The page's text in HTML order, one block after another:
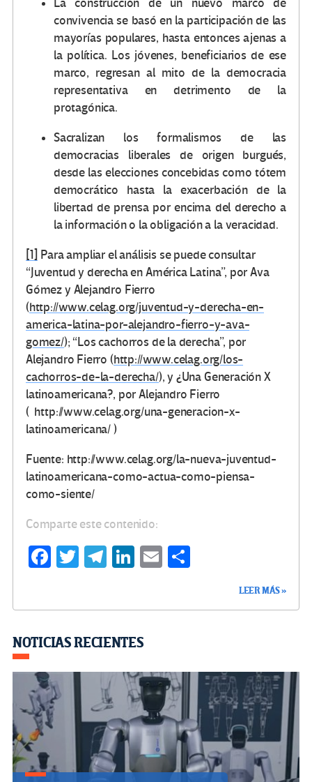
La construcción de un nuevo marco de
convivencia se basó en la participación de las
mayorías populares, hasta entonces ajenas a
la política. Los jóvenes, beneficiarios de ese
marco, regresan al mito de la democracia
representativa en detrimento de la
protagónica.
Sacralizan los formalismos de las
democracias liberales de origen burgués,
desde las elecciones concebidas como tótem
democrático hasta la exacerbación de la
libertad de prensa por encima del derecho a
la información o la obligación a la veracidad.
[1]
Para ampliar el análisis se puede consultar
“Juventud y derecha en América Latina”, por Ava
Gómez y Alejandro Fierro
(http://www.celag.org/juventud-y-derecha-en-
america-latina-por-alejandro-fierro-y-ava-
gomez/); “Los cachorros de la derecha”, por
Alejandro Fierro (http://www.celag.org/los-
cachorros-de-la-derecha/), y ¿Una Generación X
latinoamericana?, por Alejandro Fierro
( http://www.celag.org/una-generacion-x-
latinoamericana/ )
Fuente: http://www.celag.org/la-nueva-juventud-
latinoamericana-como-actua-como-piensa-
como-siente/
Comparte este contenido:
Fa
o
k
T
Te
m
Li
n
E
tir
LEER MÁS »
NOTICIAS RECIENTES